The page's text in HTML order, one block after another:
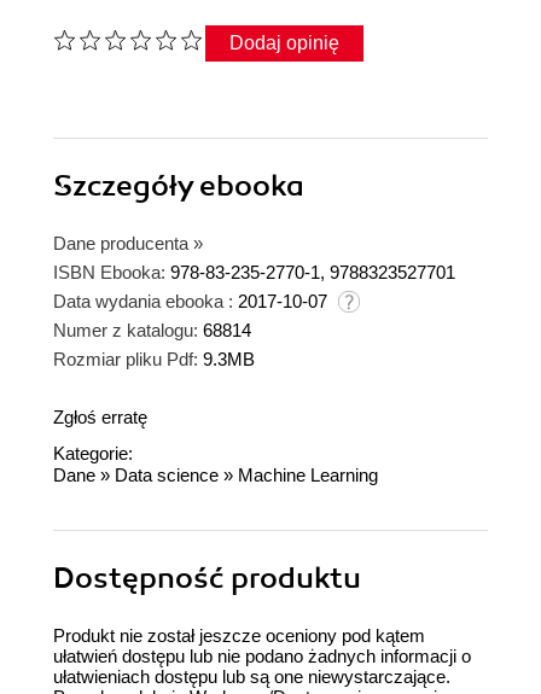
Dodaj opinię
Szczegółyebooka
Dane producenta »
ISBN Ebooka: 978-83-235-2770-1, 9788323527701
Data wydania ebooka : 2017-10-07
Numer z katalogu: 68814
Rozmiar pliku Pdf: 9.3MB
Zgłoś erratę
Kategorie:
Dane » Data science » Machine Learning
Dostępność produktu
Produkt nie został jeszcze oceniony pod kątem
ułatwień dostępu lub nie podano żadnych informacji o
ułatwieniach dostępu lub są one niewystarczające.